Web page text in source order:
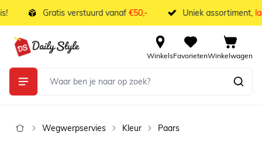
Ga naar de inhoud
Gratis verstuurd vanaf€50,- Uniek assortiment,
WinkelsFavorietenWinkelwagen
Wegwerpservies Kleur Paars